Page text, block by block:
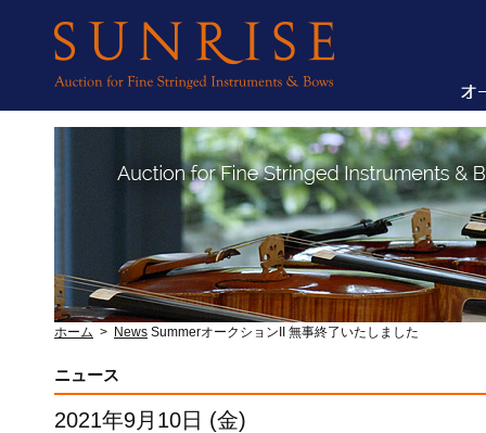
ホーム > News SummerオークションII 無事終了いたしました
ニュース
2021年9月10日 (金)